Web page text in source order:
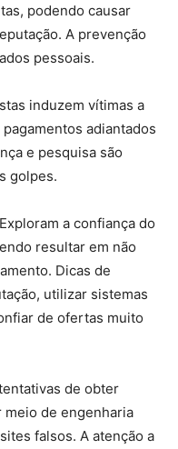
podendo causar
A prevenção
pessoais.
induzem vítimas a
adiantados
e pesquisa são
golpes.
Exploram a confiança do
resultar em não
Dicas de
utilizar sistemas
de ofertas muito
de obter
de engenharia
falsos. A atenção a